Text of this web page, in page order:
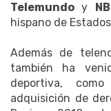
Telemundo y
hispano de
Además de
también ha
deportiva,
adquisición de